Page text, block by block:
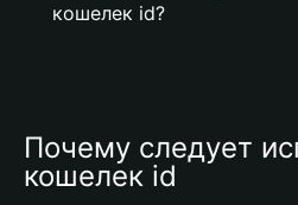
кошелек id?
Почему следует
кошелек id